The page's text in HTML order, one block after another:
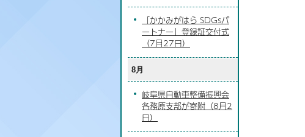
「かかみがはら SDGsパ
ートナー」登録証交付式
（7月27日）
8月
岐阜県自動車整備振興会
各務原支部が寄附（8月2
日）